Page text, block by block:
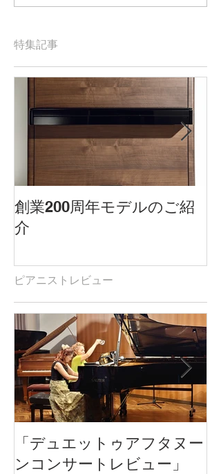
になると思い、満足いく
いました。』オーナーズ
特集記事
創業200周年モデルのご紹
介
ピアニストレビュー
「デュエットゥアフタヌー
ンコンサートレビュー」